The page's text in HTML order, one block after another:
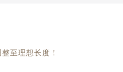
服务中心（需提前预约）
丽售后服务中心（需提前预约）
至理想长度！